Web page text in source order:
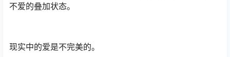
不爱的叠加状态。
现实中的爱是不完美的。